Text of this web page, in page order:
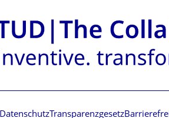
DatenschutzTransparenzgesetz